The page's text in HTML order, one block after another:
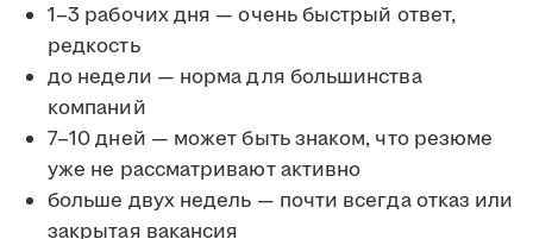
1–3 рабочих дня — очень быстрый ответ,
редкость
до недели — норма для большинства
компаний
7–10 дней — может быть знаком, что резюме
уже не рассматривают активно
больше двух недель — почти всегда отказ или
закрытая вакансия